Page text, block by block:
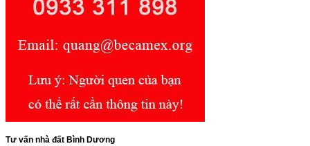
Tư vấn nhà đất Bình Dương